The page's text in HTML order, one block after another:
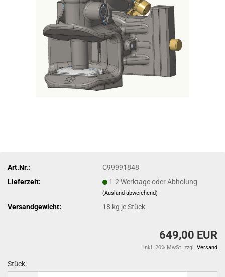
Art.Nr.:
C99991848
Lieferzeit:
1-2 Werktage oder Abholung
(Ausland abweichend)
Versandgewicht: 18 kg je Stück
649,00 EUR
inkl. 20% MwSt. zzgl. Versand
Stück: